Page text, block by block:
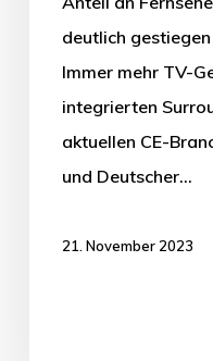
deutlich
Immer mehr TV-
integrierten
aktuellen CE-
und Deutscher…
21. November 2023